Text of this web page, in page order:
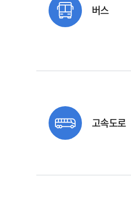
버스
고속도로